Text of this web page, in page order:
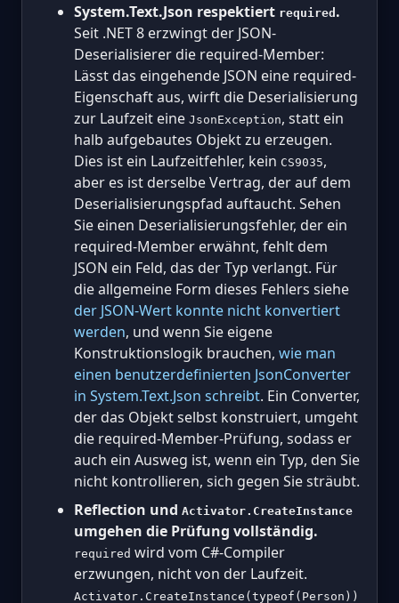
System.Text.Json respektiert required .
Seit .NET 8 erzwingt der JSON-
Deserialisierer die required-Member:
Lässt das eingehende JSON eine required-
Eigenschaft aus, wirft die Deserialisierung
zur Laufzeit eine JsonException, statt ein
halb aufgebautes Objekt zu erzeugen.
Dies ist ein Laufzeitfehler, kein CS9035,
aber es ist derselbe Vertrag, der auf dem
Deserialisierungspfad auftaucht. Sehen
Sie einen Deserialisierungsfehler, der ein
required-Member erwähnt, fehlt dem
JSON ein Feld, das der Typ verlangt. Für
die allgemeine Form dieses Fehlers siehe
der JSON-Wert konnte nicht konvertiert
werden, und wenn Sie eigene
Konstruktionslogik brauchen, wie man
einen benutzerdefinierten JsonConverter
in System.Text.Json schreibt. Ein Converter,
der das Objekt selbst konstruiert, umgeht
die required-Member-Prüfung, sodass er
auch ein Ausweg ist, wenn ein Typ, den Sie
nicht kontrollieren, sich gegen Sie sträubt.
Reflection und Activator.CreateInstance
umgehen die Prüfung vollständig.
required wird vom C#-Compiler
erzwungen, nicht von der Laufzeit.
Activator.CreateInstance(typeof(Person))